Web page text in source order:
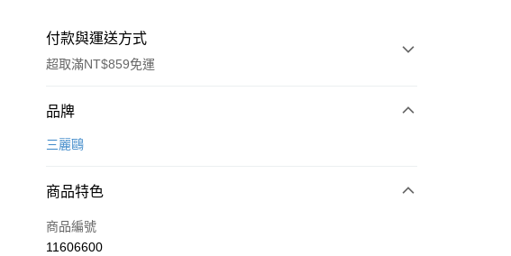
付款與運送方式
超取滿NT$859免運
付款方式
信用卡一次付款
Apple Pay
品牌
三麗鷗
商品特色
商品編號
11606600